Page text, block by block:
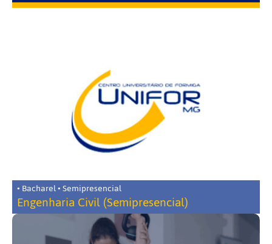
• Bacharel • Semipresencial
Engenharia Civil (Semipresencial)